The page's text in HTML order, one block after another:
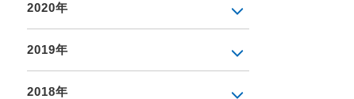
2020年
2019年
2018年